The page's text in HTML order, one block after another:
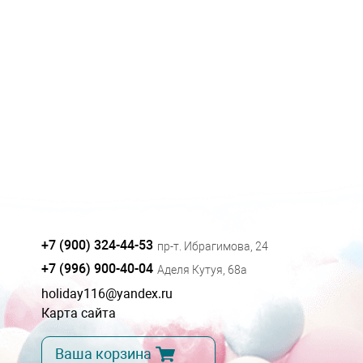
+7 (900) 324-44-53 пр-т. Ибрагимова, 24
+7 (996) 900-40-04 Аделя Кутуя, 68а
holiday116@yandex.ru
Карта сайта
Ваша корзина